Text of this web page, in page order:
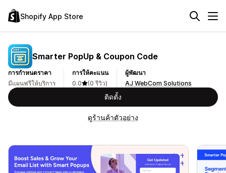
Shopify App Store
Smarter PopUp & Coupon Code
การกำหนดราคา
มีแผนฟรีให้บริการ
การให้คะแนน
0.0
(0 รีวิว)
ผู้พัฒนา
AJ WebCom Solutions
ติดตั้ง
ดูร้านค้าตัวอย่าง